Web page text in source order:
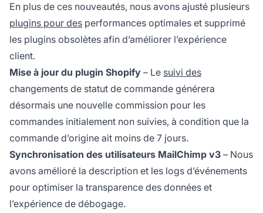
En plus de ces nouveautés, nous avons ajusté plusieurs
plugins pour des performances optimales et supprimé
les plugins obsolètes afin d’améliorer l’expérience
client.
Mise à jour du plugin Shopify – Le suivi des
changements de statut de commande générera
désormais une nouvelle commission pour les
commandes initialement non suivies, à condition que la
commande d’origine ait moins de 7 jours.
Synchronisation des utilisateurs MailChimp v3 – Nous
avons amélioré la description et les logs d’événements
pour optimiser la transparence des données et
l’expérience de débogage.